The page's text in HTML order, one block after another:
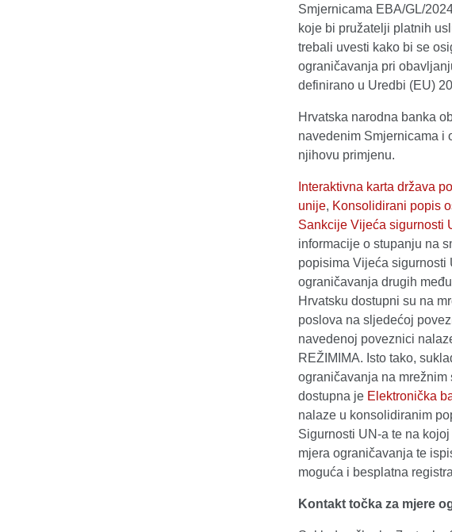
Smjernicama EBA/GL/
koje bi pružatelji platnih
trebali uvesti kako bi se
ograničavanja pri
definirano u Uredbi (EU)
Hrvatska narodna banka
navedenim Smjernicama i
njihovu primjenu.
Interaktivna karta država
unije, Konsolidirani popis
Sankcije Vijeća sigurnosti
informacije o stupanju na
popisima Vijeća sigurnosti
ograničavanja drugih
Hrvatsku dostupni su na
poslova na sljedećoj
navedenoj poveznici
REŽIMIMA. Isto tako,
ograničavanja na
dostupna je Elektronička
nalaze u konsolidiranim
Sigurnosti UN-a te na
mjera ograničavanja te
moguća i besplatna
Kontakt točka za mjere